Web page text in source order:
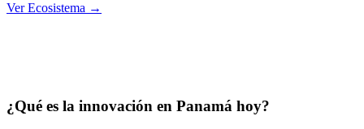
Ver Ecosistema →
¿Qué es la innovación en Panamá hoy?